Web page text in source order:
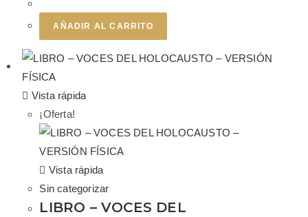
AÑADIR AL CARRITO
Vista rápida
¡Oferta!
Vista rápida
Sin categorizar
LIBRO – VOCES DEL